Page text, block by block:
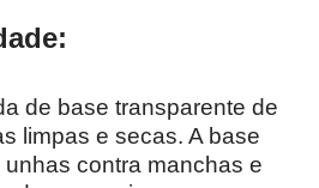
de base transparente de
limpas e secas. A base
contra manchas e